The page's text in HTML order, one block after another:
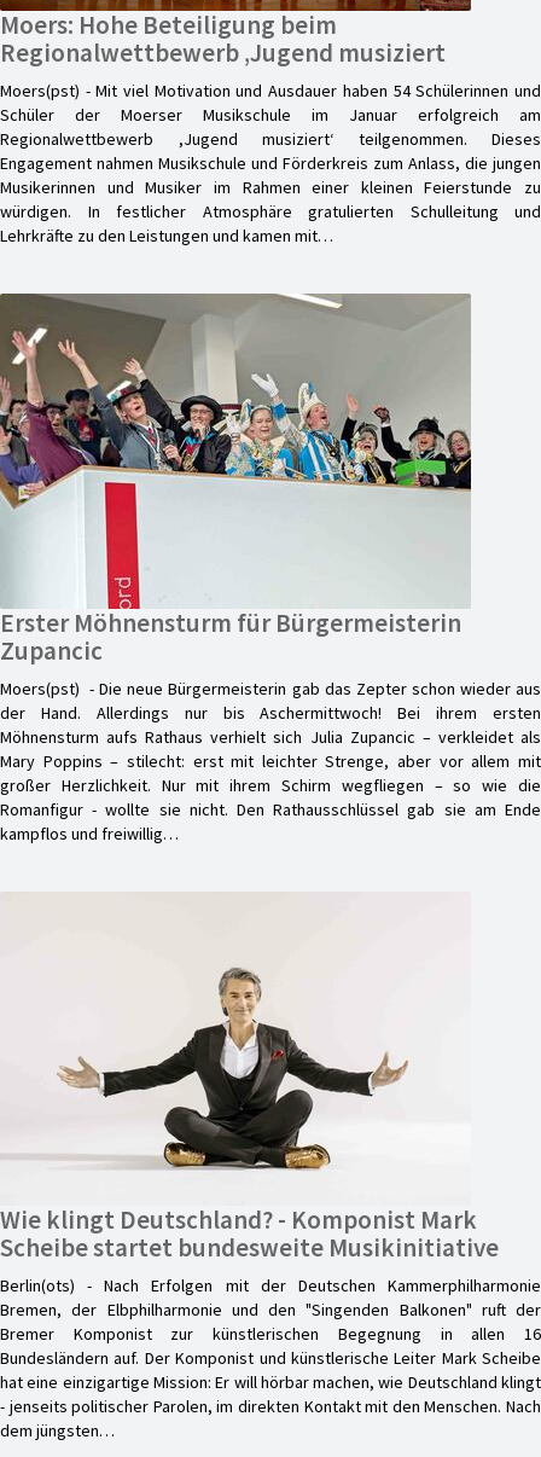
Moers: Hohe Beteiligung beim
Regionalwettbewerb ‚Jugend musiziert
Moers(pst) - Mit viel Motivation und Ausdauer haben 54 Schülerinnen und
Schüler der Moerser Musikschule im Januar erfolgreich am
Regionalwettbewerb ,Jugend musiziert‘ teilgenommen. Dieses
Engagement nahmen Musikschule und Förderkreis zum Anlass, die jungen
Musikerinnen und Musiker im Rahmen einer kleinen Feierstunde zu
würdigen. In festlicher Atmosphäre gratulierten Schulleitung und
Lehrkräfte zu den Leistungen und kamen mit…
Erster Möhnensturm für Bürgermeisterin
Zupancic
Moers(pst) - Die neue Bürgermeisterin gab das Zepter schon wieder aus
der Hand. Allerdings nur bis Aschermittwoch! Bei ihrem ersten
Möhnensturm aufs Rathaus verhielt sich Julia Zupancic – verkleidet als
Mary Poppins – stilecht: erst mit leichter Strenge, aber vor allem mit
großer Herzlichkeit. Nur mit ihrem Schirm wegfliegen – so wie die
Romanfigur - wollte sie nicht. Den Rathausschlüssel gab sie am Ende
kampflos und freiwillig…
Wie klingt Deutschland? - Komponist Mark
Scheibe startet bundesweite Musikinitiative
Berlin(ots) - Nach Erfolgen mit der Deutschen Kammerphilharmonie
Bremen, der Elbphilharmonie und den "Singenden Balkonen" ruft der
Bremer Komponist zur künstlerischen Begegnung in allen 16
Bundesländern auf. Der Komponist und künstlerische Leiter Mark Scheibe
hat eine einzigartige Mission: Er will hörbar machen, wie Deutschland klingt
- jenseits politischer Parolen, im direkten Kontakt mit den Menschen. Nach
dem jüngsten…